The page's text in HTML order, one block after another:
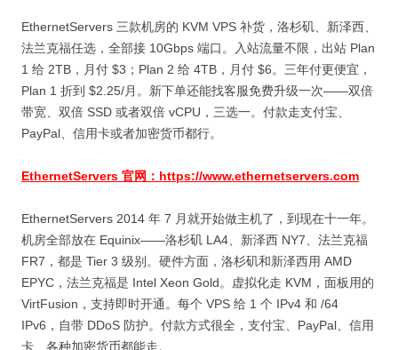
EthernetServers 三款机房的 KVM VPS 补货，洛杉矶、新泽西、
法兰克福任选，全部接 10Gbps 端口。入站流量不限，出站 Plan
1 给 2TB，月付 $3；Plan 2 给 4TB，月付 $6。三年付更便宜，
Plan 1 折到 $2.25/月。新下单还能找客服免费升级一次——双倍
带宽、双倍 SSD 或者双倍 vCPU，三选一。付款走支付宝、
PayPal、信用卡或者加密货币都行。
EthernetServers 官网：https://www.ethernetservers.com
EthernetServers 2014 年 7 月就开始做主机了，到现在十一年。
机房全部放在 Equinix——洛杉矶 LA4、新泽西 NY7、法兰克福
FR7，都是 Tier 3 级别。硬件方面，洛杉矶和新泽西用 AMD
EPYC，法兰克福是 Intel Xeon Gold。虚拟化走 KVM，面板用的
VirtFusion，支持即时开通。每个 VPS 给 1 个 IPv4 和 /64
IPv6，自带 DDoS 防护。付款方式很全，支付宝、PayPal、信用
卡、各种加密货币都能走。